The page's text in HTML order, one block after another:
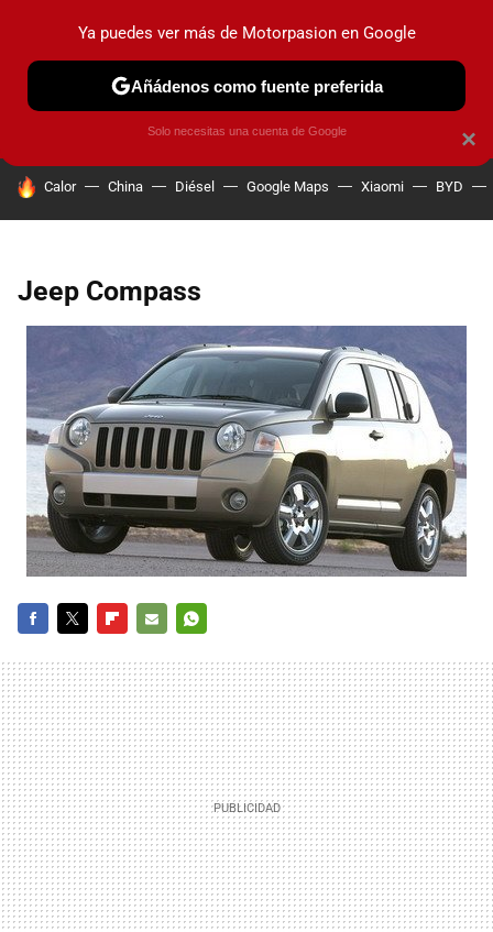
PRUEBAS COCHES ELÉCTRICOS OBSERVATORIO
HOY SE HABLA DE
Calor China Diésel Google Maps Xiaomi BYD
Jeep Compass
MAIL
×
Ya puedes ver más de Motorpasion en Google
Añádenos como fuente preferida
Solo necesitas una cuenta de Google